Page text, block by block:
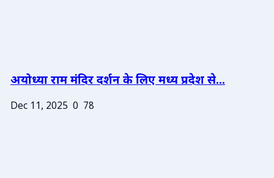
अयोध्या राम मंदिर दर्शन के लिए मध्य प्रदेश से...
Dec 11, 2025 0 78